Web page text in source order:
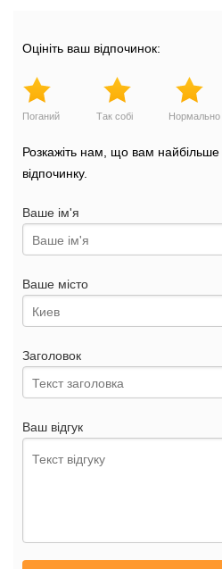
Оцініть ваш відпочинок:
Поганий Так собі Нормально
Розкажіть нам, що вам
відпочинку.
Ваше ім'я
Ваше місто
Заголовок
Ваш відгук